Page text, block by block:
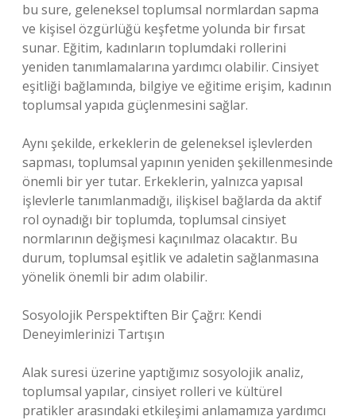
bu sure, geleneksel toplumsal normlardan sapma
ve kişisel özgürlüğü keşfetme yolunda bir fırsat
sunar. Eğitim, kadınların toplumdaki rollerini
yeniden tanımlamalarına yardımcı olabilir. Cinsiyet
eşitliği bağlamında, bilgiye ve eğitime erişim, kadının
toplumsal yapıda güçlenmesini sağlar.
Aynı şekilde, erkeklerin de geleneksel işlevlerden
sapması, toplumsal yapının yeniden şekillenmesinde
önemli bir yer tutar. Erkeklerin, yalnızca yapısal
işlevlerle tanımlanmadığı, ilişkisel bağlarda da aktif
rol oynadığı bir toplumda, toplumsal cinsiyet
normlarının değişmesi kaçınılmaz olacaktır. Bu
durum, toplumsal eşitlik ve adaletin sağlanmasına
yönelik önemli bir adım olabilir.
Sosyolojik Perspektiften Bir Çağrı: Kendi
Deneyimlerinizi Tartışın
Alak suresi üzerine yaptığımız sosyolojik analiz,
toplumsal yapılar, cinsiyet rolleri ve kültürel
pratikler arasındaki etkileşimi anlamamıza yardımcı